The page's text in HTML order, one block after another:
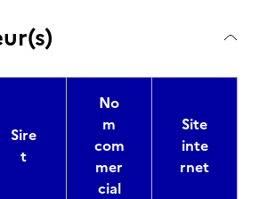
Sire
t
No
m
com
mer
cial
Site
inte
rnet